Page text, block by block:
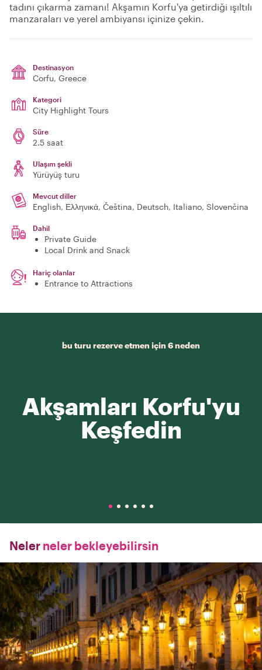
tadını çıkarma zamanı! Akşamın Korfu'ya getirdiği ışıltılı
manzaraları ve yerel ambiyansı içinize çekin.
Destinasyon
Corfu, Greece
Kategori
City Highlight Tours
Süre
2.5 saat
Ulaşım şekli
Yürüyüş turu
Mevcut diller
English, Ελληνικά, Čeština, Deutsch, Italiano, Slovenčina
Dahil
Private Guide
Local Drink and Snack
Hariç olanlar
Entrance to Attractions
bu turu rezerve etmen için 6 neden
Akşamları Korfu'yu
Keşfedin
Neler neler bekleyebilirsin